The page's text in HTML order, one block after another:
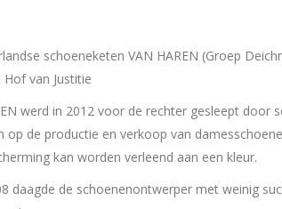
schoeneketen VAN HAREN (Groep
Hof van Justitie
werd in 2012 voor de rechter gesleept
op de productie en verkoop van
kan worden verleend aan een kleur.
daagde de schoenenontwerper met weinig